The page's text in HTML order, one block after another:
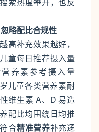
略配比合规性
高补充效果越好，
童每日推荐摄入量
养素参考摄入量
儿童各类营养素耐
维生素 A、D 易造
配比均围绕日均推
合精准营养补充逻